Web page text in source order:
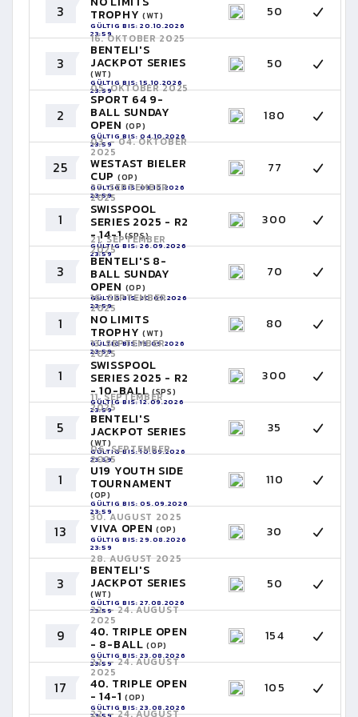
3 TROPHY (WT)
GÜLTIG BIS: 20.10.2026
23:59
50
3
16. OKTOBER 2025
BENTELI'S
JACKPOT SERIES
(WT)
GÜLTIG BIS: 15.10.2026
23:59
50
2
05. OKTOBER 2025
SPORT 64 9-
BALL SUNDAY
OPEN (OP)
GÜLTIG BIS: 04.10.2026
23:59
180
25
03. - 04. OKTOBER
2025
WESTAST BIELER
CUP (OP)
GÜLTIG BIS: 03.10.2026
23:59
77
1
27. SEPTEMBER
2025
SWISSPOOL
SERIES 2025 - R2
- 14-1(SPS)
GÜLTIG BIS: 26.09.2026
23:59
300
3
21. SEPTEMBER
2025
BENTELI'S 8-
BALL SUNDAY
OPEN (OP)
GÜLTIG BIS: 20.09.2026
23:59
70
1
16. SEPTEMBER
2025
NO LIMITS
TROPHY (WT)
GÜLTIG BIS: 15.09.2026
23:59
80
1
13. SEPTEMBER
2025
SWISSPOOL
SERIES 2025 - R2
- 10-BALL (SPS)
GÜLTIG BIS: 12.09.2026
23:59
300
5
11. SEPTEMBER
2025
BENTELI'S
JACKPOT SERIES
(WT)
GÜLTIG BIS: 10.09.2026
23:59
35
1
06. SEPTEMBER
2025
U19 YOUTH SIDE
TOURNAMENT
(OP)
GÜLTIG BIS: 05.09.2026
23:59
110
13
30. AUGUST 2025
VIVA OPEN (OP)
GÜLTIG BIS: 29.08.2026
23:59
30
3
28. AUGUST 2025
BENTELI'S
JACKPOT SERIES
(WT)
GÜLTIG BIS: 27.08.2026
23:59
50
9
22. - 24. AUGUST
2025
40. TRIPLE OPEN
- 8-BALL(OP)
GÜLTIG BIS: 23.08.2026
23:59
154
17
22. - 24. AUGUST
2025
40. TRIPLE OPEN
- 14-1 (OP)
GÜLTIG BIS: 23.08.2026
105
22. - 24. AUGUST